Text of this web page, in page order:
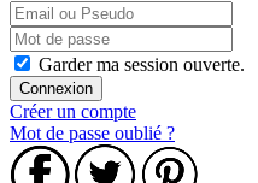
Garder ma session ouverte.
Créer un compte
Mot de passe oublié ?